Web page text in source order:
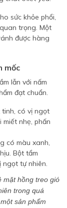
sức khỏe phổi,
trọng. Một
được hàng
mốc
lẫn với nấm
đạt chuẩn.
có vị ngọt
miết nhẹ, phấn
có màu xanh,
Bột tẩm
ngọt tự nhiên.
mặt hồng treo gió
trong quá
sản phẩm